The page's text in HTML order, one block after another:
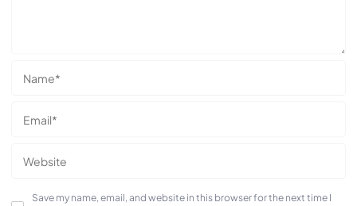
Save my name, email, and website in this browser for the next time I